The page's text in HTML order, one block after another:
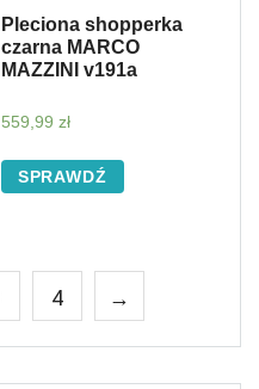
Pleciona shopperka
czarna MARCO
MAZZINI v191a
559,99 zł
SPRAWDŹ
4 →